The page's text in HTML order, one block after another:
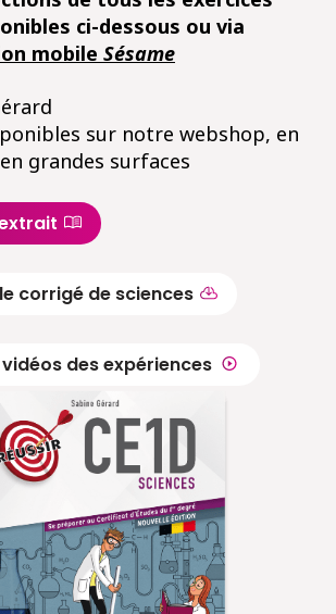
ci-dessous ou via
mobile Sésame
sur notre webshop, en
grandes surfaces
corrigé de sciences
des expériences